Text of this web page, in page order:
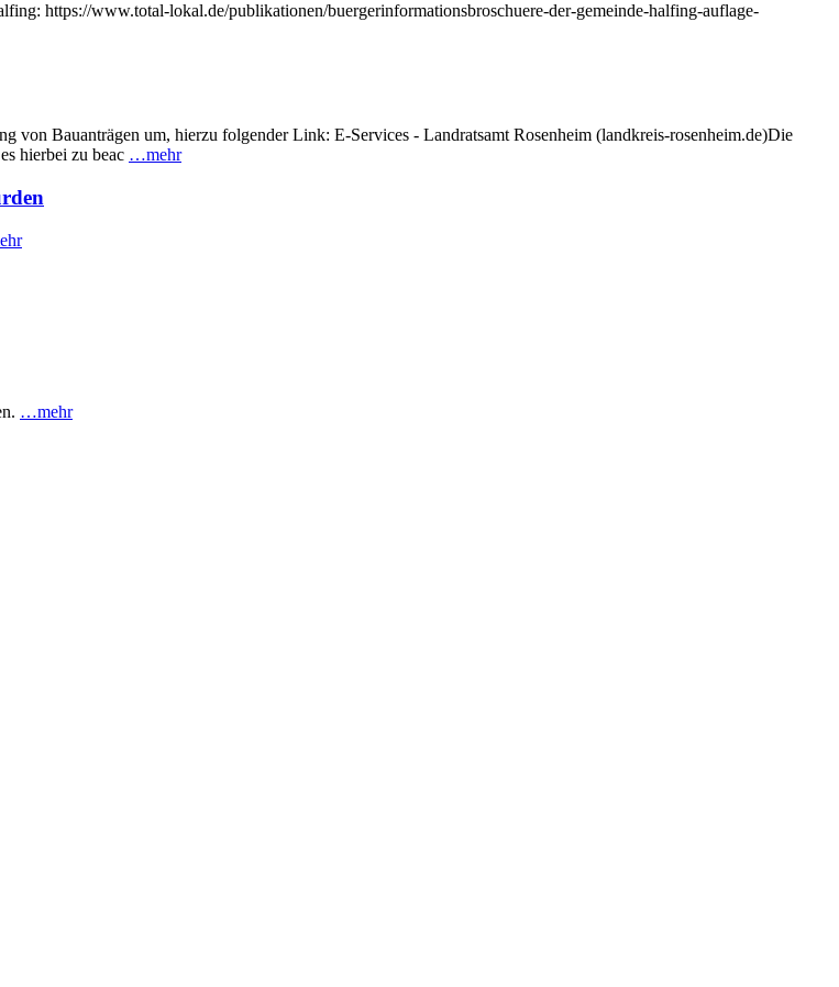
https://www.total-lokal.de/publikationen/buergerinformationsbroschuere-der-gemeinde-halfing-auflage-
von Bauanträgen um, hierzu folgender Link: E-Services - Landratsamt Rosenheim (landkreis-rosenheim.de)Die
hierbei zu beac …mehr
…mehr